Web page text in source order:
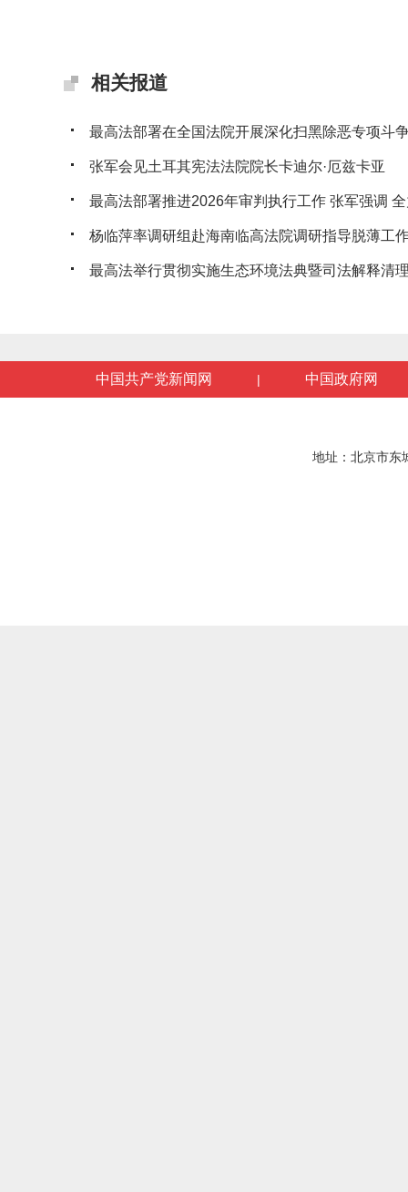
相关报道
最高法部署在全国法院开展深化扫黑除恶专项斗
张军会见土耳其宪法法院院长卡迪尔·厄兹卡亚
最高法部署推进2026年审判执行工作 张军强调
杨临萍率调研组赴海南临高法院调研指导脱薄工
最高法举行贯彻实施生态环境法典暨司法解释清
中国共产党新闻网 | 中国政府网
地址：北京市东